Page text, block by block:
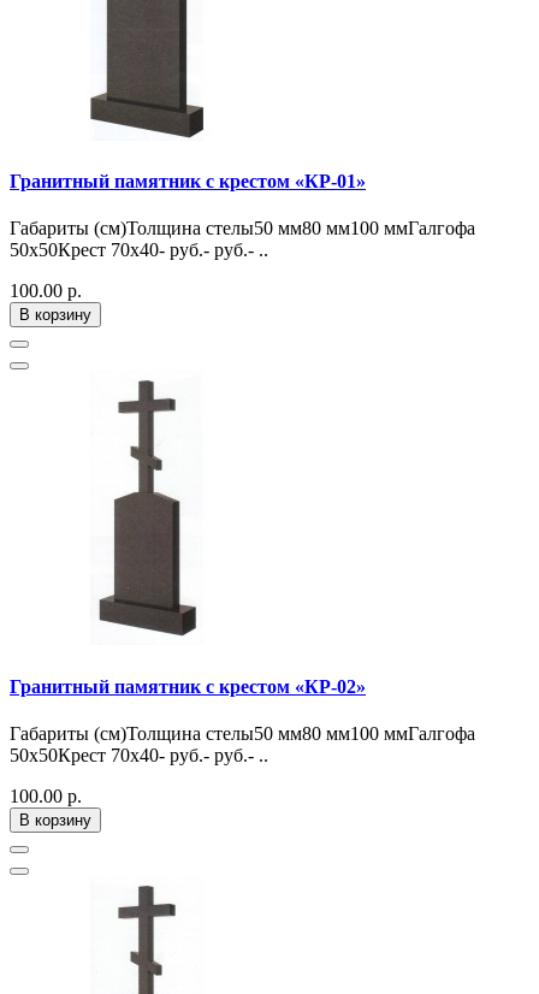
Гранитный памятник с крестом «КР-01»
Габариты (см)Толщина стелы50 мм80 мм100 ммГалгофа
50х50Крест 70х40- руб.- руб.- ..
100.00 р.
В корзину
Гранитный памятник с крестом «КР-02»
Габариты (см)Толщина стелы50 мм80 мм100 ммГалгофа
50х50Крест 70х40- руб.- руб.- ..
100.00 р.
В корзину